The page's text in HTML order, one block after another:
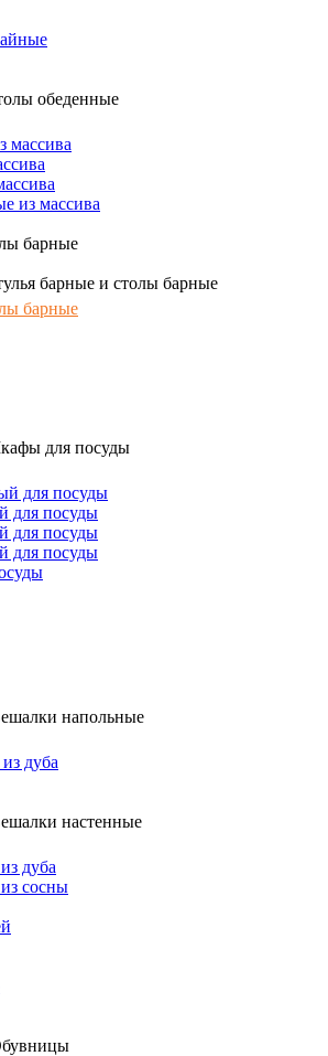
обеденные
массива
из массива
барные
барные и столы барные
барные
для посуды
для посуды
для посуды
для посуды
для посуды
напольные
дуба
настенные
дуба
сосны